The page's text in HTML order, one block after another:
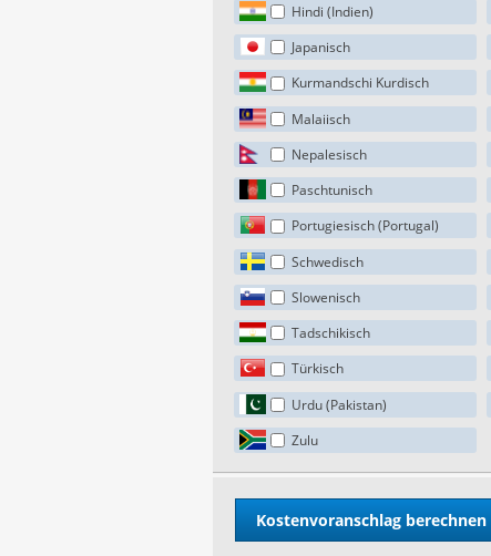
Hindi (Indien)
Japanisch
Kurmandschi Kurdisch
Malaiisch
Nepalesisch
Paschtunisch
Portugiesisch (Portugal)
Schwedisch
Slowenisch
Tadschikisch
Türkisch
Urdu (Pakistan)
Zulu